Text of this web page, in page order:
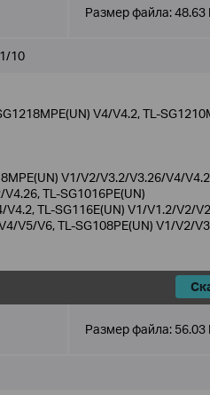
Размер файла:48.63
10
V4/V4.2, TL-
V1/V2/V3.2/V3.26/V4/
TL-SG1016PE(UN)
TL-SG116E(UN) V1/V1.2/V2/
V5/V6, TL-SG108PE(UN) V1/V2/
Размер файла: 56.03